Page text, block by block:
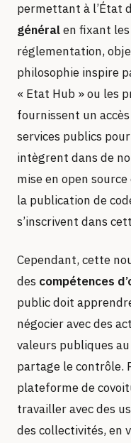
permettant à l’État
généralen fixant
réglementation,
philosophie inspire
« Etat Hub » ou les
fournissent un
services publics
intègrent dans de
mise en open
la publication de
s’inscrivent dans
Cependant, cette
des compétences
public doit
négocier avec des
valeurs publiques au
partage le contrôle.
plateforme de
travailler avec des
des collectivités, en